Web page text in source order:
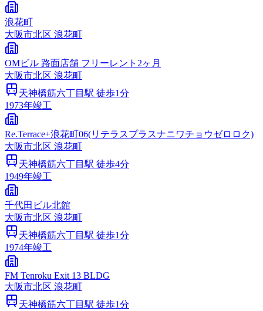
浪花町
大阪市北区 浪花町
OMビル 路面店舗 フリーレント2ヶ月
大阪市北区 浪花町
天神橋筋六丁目 駅 徒歩1分
1973年竣工
Re.Terrace+浪花町06(リテラスプラスナニワチョウゼロロク)
大阪市北区 浪花町
天神橋筋六丁目 駅 徒歩4分
1949年竣工
千代田ビル北館
大阪市北区 浪花町
天神橋筋六丁目 駅 徒歩1分
1974年竣工
FM Tenroku Exit 13 BLDG
大阪市北区 浪花町
天神橋筋六丁目 駅 徒歩1分